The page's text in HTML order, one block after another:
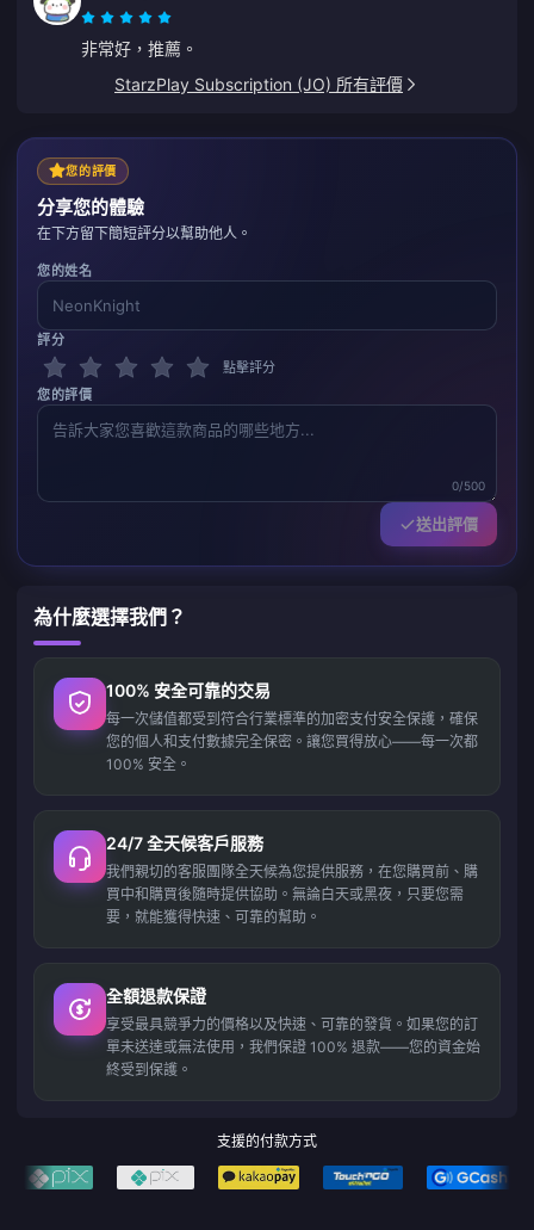
非常好，推薦。
StarzPlay Subscription (JO) 所有評價
您的評價
分享您的體驗
在下方留下簡短評分以幫助他人。
您的姓名
評分
點擊評分
您的評價
0/500
送出評價
為什麼選擇我們？
100% 安全可靠的交易
每一次儲值都受到符合行業標準的加密支付安全保護，確保
您的個人和支付數據完全保密。讓您買得放心——每一次都
100% 安全。
24/7 全天候客戶服務
我們親切的客服團隊全天候為您提供服務，在您購買前、購
買中和購買後隨時提供協助。無論白天或黑夜，只要您需
要，就能獲得快速、可靠的幫助。
全額退款保證
享受最具競爭力的價格以及快速、可靠的發貨。如果您的訂
單未送達或無法使用，我們保證 100% 退款——您的資金始
終受到保護。
支援的付款方式